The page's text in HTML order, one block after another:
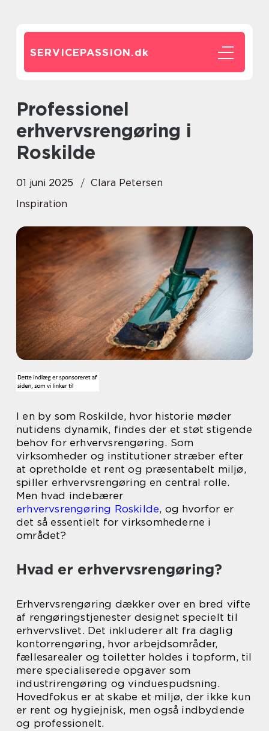
SERVICEPASSION.dk
Professionel
erhvervsrengøring i
Roskilde
01 juni 2025
Clara Petersen
Inspiration
I en by som Roskilde, hvor historie møder
nutidens dynamik, findes der et støt stigende
behov for erhvervsrengøring. Som
virksomheder og institutioner stræber efter
at opretholde et rent og præsentabelt miljø,
spiller erhvervsrengøring en central rolle.
Men hvad indebærer
erhvervsrengøring Roskilde, og hvorfor er
det så essentielt for virksomhederne i
området?
Hvad er erhvervsrengøring?
Erhvervsrengøring dækker over en bred vifte
af rengøringstjenester designet specielt til
erhvervslivet. Det inkluderer alt fra daglig
kontorrengøring, hvor arbejdsområder,
fællesarealer og toiletter holdes i topform, til
mere specialiserede opgaver som
industrirengøring og vinduespudsning.
Hovedfokus er at skabe et miljø, der ikke kun
er rent og hygiejnisk, men også indbydende
og professionelt.